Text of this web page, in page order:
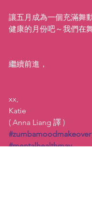
讓五月成為一個充滿舞
健康的月份吧～我們在
繼續前進，
xx,
Katie
( Anna Liang 譯 )
#zumbamoodmakeover
#mentalhealthmay